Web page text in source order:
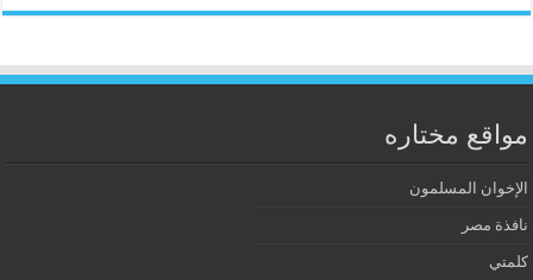
مواقع مختاره
الإخوان المسلمون
نافذة مصر
كلمتي